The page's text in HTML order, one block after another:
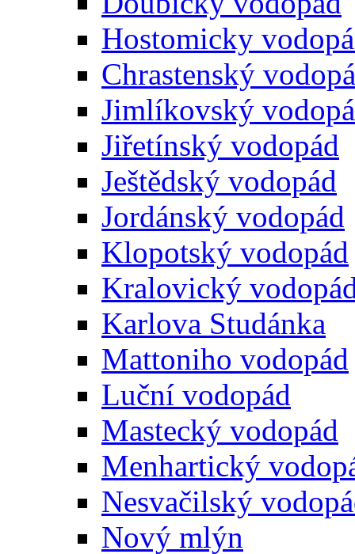
Hostomicky
Chrastenský
Jimlíkovský
Jiřetínský vodopád
Ještědský vodopád
Jordánský vodopád
Klopotský vodopád
Kralovický
Karlova Studánka
Mattoniho vodopád
Luční vodopád
Mastecký vodopád
Menhartický
Nesvačilský
Nový mlýn